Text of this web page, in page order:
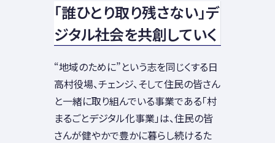
「誰ひとり取り残さない」デ
ジタル社会を共創していく
“地域のために”という志を同じくする日
高村役場、チェンジ、そして住民の皆さん
と一緒に取り組んでいる事業である「村
まるごとデジタル化事業」は、住民の皆
さんが健やかで豊かに暮らし続けるた